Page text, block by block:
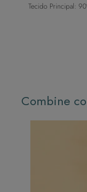
Tecido Principal:
Combine